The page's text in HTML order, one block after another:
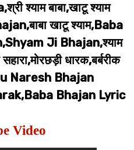
श्याम बाबा,खाटू श्याम
खाटू श्याम,Baba
Ji Bhajan,श्याम
धारक,बर्बरीक
Naresh Bhajan
Bhajan Lyric
Video